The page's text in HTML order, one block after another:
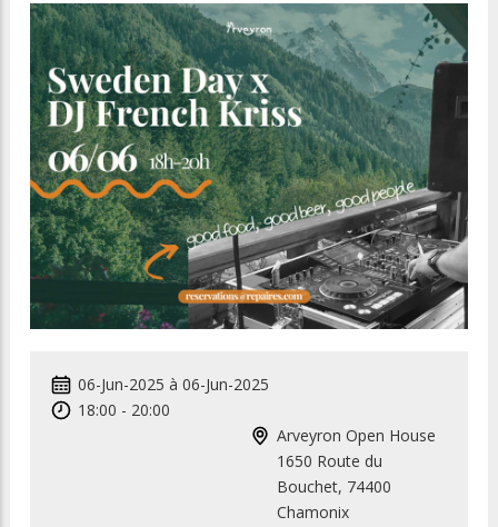
06-Jun-2025 à 06-Jun-2025
18:00 - 20:00
Arveyron Open House
1650 Route du
Bouchet, 74400
Chamonix